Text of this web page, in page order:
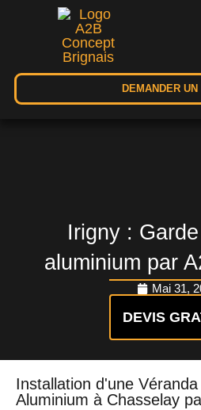
DEMANDER
Irigny :
aluminium par
Mai 31,
DEVIS
Installation d'une
Aluminium à Chasselay